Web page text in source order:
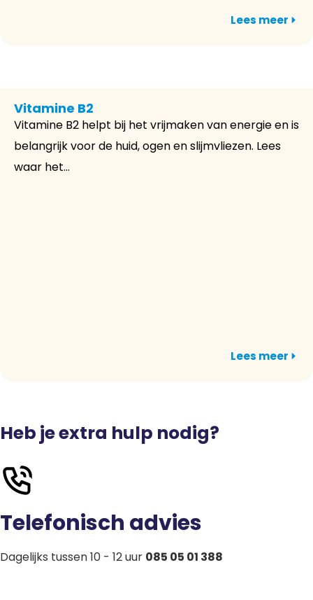
Lees meer
Vitamine B2
Vitamine B2 helpt bij het vrijmaken van energie en is
belangrijk voor de huid, ogen en slijmvliezen. Lees
waar het...
Lees meer
Heb je extra hulp nodig?
Telefonisch advies
Dagelijks tussen 10 - 12 uur 085 05 01 388